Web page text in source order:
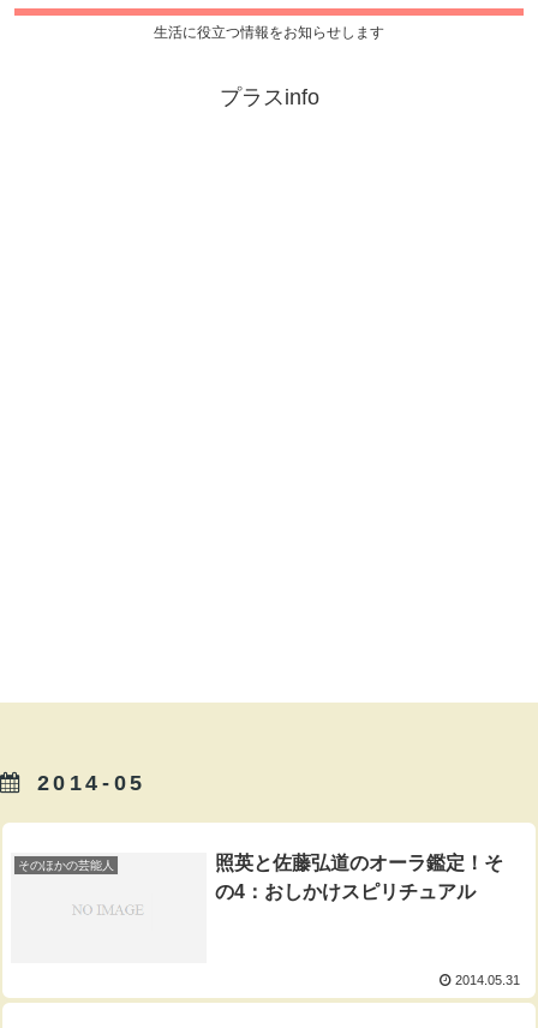
生活に役立つ情報をお知らせします
プラスinfo
2014-05
そのほかの芸能人
照英と佐藤弘道のオーラ鑑定！そ
の4：おしかけスピリチュアル
2014.05.31